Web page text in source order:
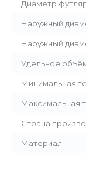
Диаметр
Наружный
Наружный
Удельное
Минимальная
Максимальная
Страна
Материал